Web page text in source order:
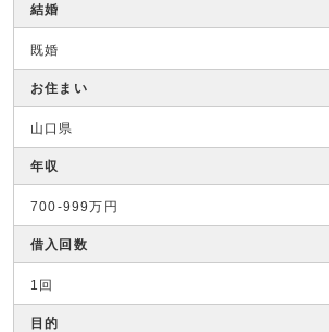
結婚
既婚
お住まい
山口県
年収
700-999万円
借入回数
1回
目的